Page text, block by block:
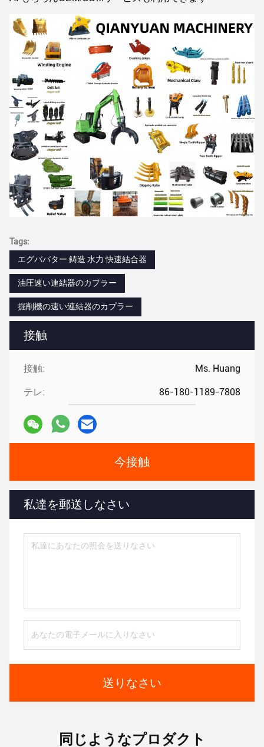
接触
接触: Ms. Huang
テレ: 86-180-1189-7808
今接触
私達を郵送しなさい
送りなさい
Tags:
エグババター 鋳造 水力 快速結合器
油圧速い連結器のカプラー
掘削機の速い連結器のカプラー
同じようなプロダクト